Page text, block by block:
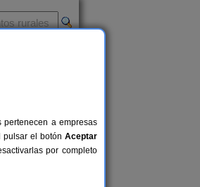
pertenecen a empresas
pulsar el botón Aceptar
por completo